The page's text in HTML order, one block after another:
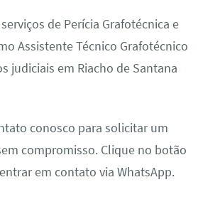
de Perícia Grafotécnica e
Assistente Técnico Grafotécnico
judiciais em Riacho de Santana
conosco para solicitar um
compromisso. Clique no botão
em contato via WhatsApp.